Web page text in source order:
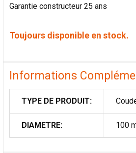
Garantie constructeur 25 ans
Toujours disponible en stock.
Informations
TYPE DE PRODUIT:
DIAMETRE: 100